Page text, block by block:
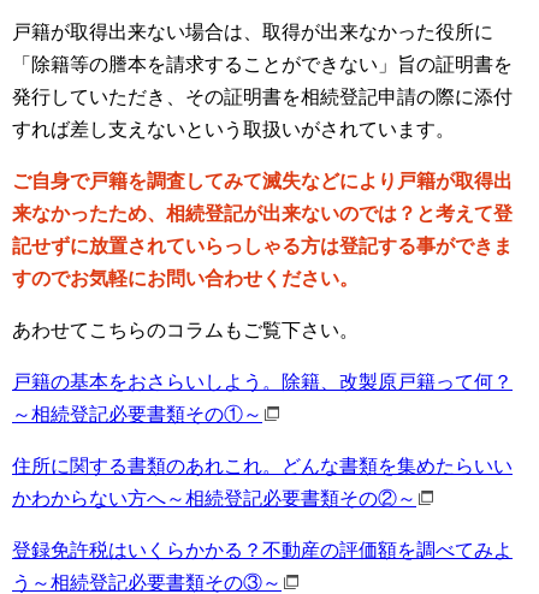
戸籍が取得出来ない場合は、取得が出来なかった役所に
「除籍等の謄本を請求することができない」旨の証明書を
発行していただき、その証明書を相続登記申請の際に添付
すれば差し支えないという取扱いがされています。
ご自身で戸籍を調査してみて滅失などにより戸籍が取得出
来なかったため、相続登記が出来ないのでは？と考えて登
記せずに放置されていらっしゃる方は登記する事ができま
すのでお気軽にお問い合わせください。
あわせてこちらのコラムもご覧下さい。
戸籍の基本をおさらいしよう。除籍、改製原戸籍って何？
～相続登記必要書類その①～
住所に関する書類のあれこれ。どんな書類を集めたらいい
かわからない方へ～相続登記必要書類その②～
登録免許税はいくらかかる？不動産の評価額を調べてみよ
う～相続登記必要書類その③～